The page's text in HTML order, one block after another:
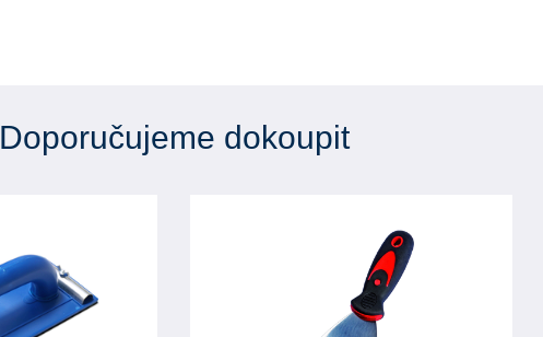
Doporučujeme dokoupit